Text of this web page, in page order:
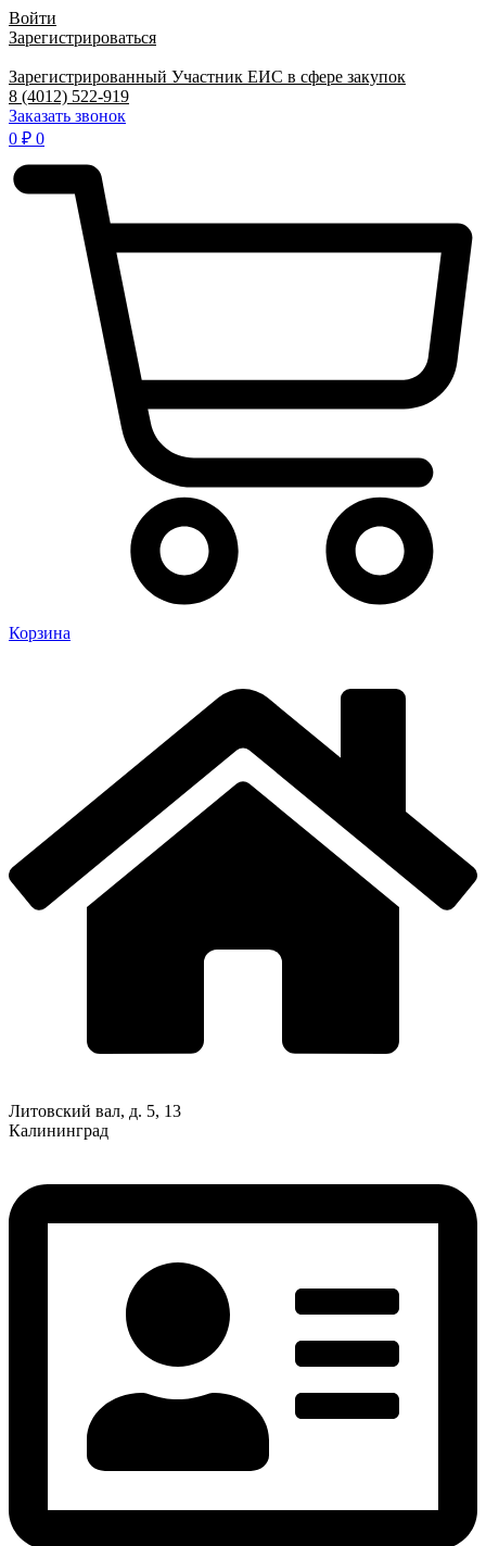
Войти
Зарегистрироваться
Зарегистрированный Участник ЕИС в сфере закупок
8 (4012) 522-919
Заказать звонок
0 ₽ 0
Корзина
Литовский вал, д. 5, 13
Калининград